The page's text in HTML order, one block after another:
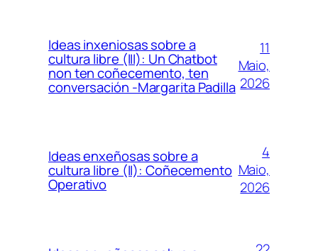
Ideas inxeniosas sobre a
cultura libre (III): Un Chatbot
non ten coñecemento, ten
conversación -Margarita Padilla
11
Maio,
2026
Ideas enxeñosas sobre a
cultura libre (II): Coñecemento
Operativo
4
Maio,
2026